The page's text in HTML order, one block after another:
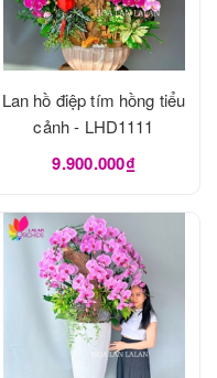
Lan hồ điệp tím hồng tiểu
cảnh - LHD1111
9.900.000₫